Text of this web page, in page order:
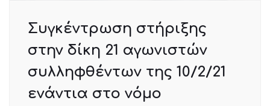
Συγκέντρωση στήριξης
στην δίκη 21 αγωνιστών
συλληφθέντων της 10/2/21
ενάντια στο νόμο